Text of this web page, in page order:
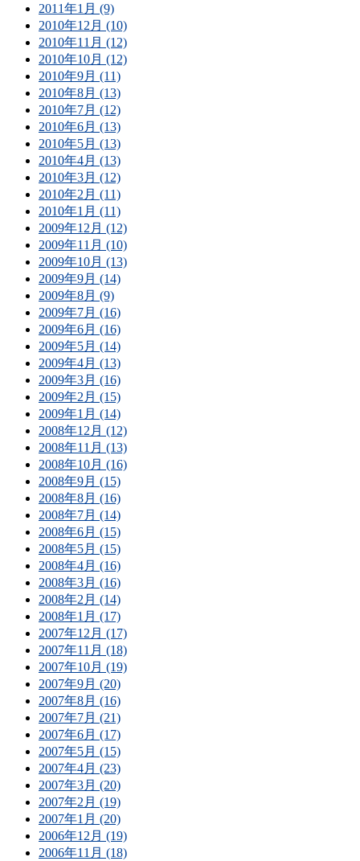
2011年1月 (9)
2010年12月 (10)
2010年11月 (12)
2010年10月 (12)
2010年9月 (11)
2010年8月 (13)
2010年7月 (12)
2010年6月 (13)
2010年5月 (13)
2010年4月 (13)
2010年3月 (12)
2010年2月 (11)
2010年1月 (11)
2009年12月 (12)
2009年11月 (10)
2009年10月 (13)
2009年9月 (14)
2009年8月 (9)
2009年7月 (16)
2009年6月 (16)
2009年5月 (14)
2009年4月 (13)
2009年3月 (16)
2009年2月 (15)
2009年1月 (14)
2008年12月 (12)
2008年11月 (13)
2008年10月 (16)
2008年9月 (15)
2008年8月 (16)
2008年7月 (14)
2008年6月 (15)
2008年5月 (15)
2008年4月 (16)
2008年3月 (16)
2008年2月 (14)
2008年1月 (17)
2007年12月 (17)
2007年11月 (18)
2007年10月 (19)
2007年9月 (20)
2007年8月 (16)
2007年7月 (21)
2007年6月 (17)
2007年5月 (15)
2007年4月 (23)
2007年3月 (20)
2007年2月 (19)
2007年1月 (20)
2006年12月 (19)
2006年11月 (18)